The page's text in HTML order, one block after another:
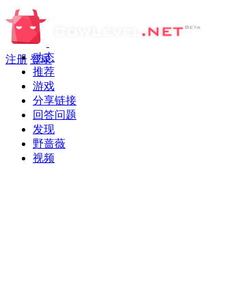
注册 登录
动态
推荐
游戏
分享链接
回答问题
发现
野蔷薇
视频